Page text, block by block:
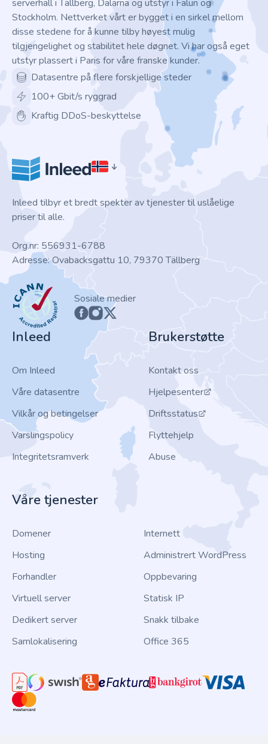
serverhall i Tällberg, Dalarna og utstyr i Falun og
Stockholm. Nettverket vårt er bygget i en sirkel mellom
disse stedene for å kunne tilby høyest mulig
tilgjengelighet og stabilitet hele døgnet. Vi har også eget
utstyr plassert i Paris for våre franske kunder.
Datasentre på flere forskjellige steder
100+ Gbit/s ryggrad
Kraftig DDoS-beskyttelse
Inleed tilbyr et bredt spekter av tjenester til uslåelige
priser til alle.
Org.nr: 556931-6788
Adresse: Ovabacksgattu 10, 79370 Tällberg
ICANN
Sosiale medier
Inleed
Om Inleed
Våre datasentre
Vilkår og betingelser
Varslingspolicy
Integritetsramverk
Brukerstøtte
Kontakt oss
Hjelpesenter
Driftsstatus
Flyttehjelp
Abuse
Våre tjenester
Domener
Hosting
Forhandler
Virtuell server
Dedikert server
Samlokalisering
Internett
Administrert WordPress
Oppbevaring
Statisk IP
Snakk tilbake
Office 365